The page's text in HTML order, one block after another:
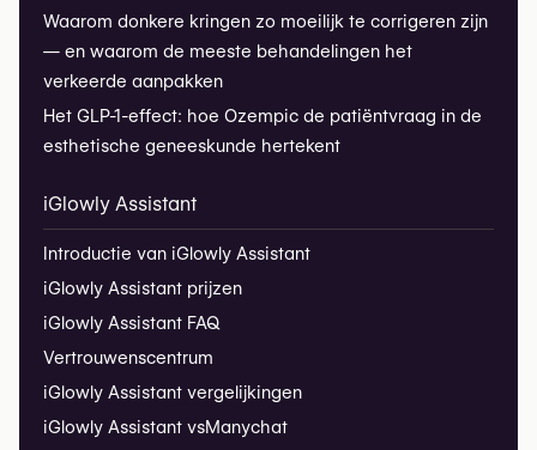
Waarom donkere kringen zo moeilijk te corrigeren zijn
— en waarom de meeste behandelingen het
verkeerde aanpakken
Het GLP-1-effect: hoe Ozempic de patiëntvraag in de
esthetische geneeskunde hertekent
iGlowly Assistant
Introductie van iGlowly Assistant
iGlowly Assistant prijzen
iGlowly Assistant FAQ
Vertrouwenscentrum
iGlowly Assistant vergelijkingen
iGlowly Assistant vsManychat